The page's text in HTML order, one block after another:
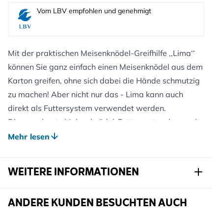
Vom LBV empfohlen und genehmigt
Mit der praktischen Meisenknödel-Greifhilfe ‚‚Lima‘‘
können Sie ganz einfach einen Meisenknödel aus dem
Karton greifen, ohne sich dabei die Hände schmutzig
zu machen! Aber nicht nur das - Lima kann auch
direkt als Futtersystem verwendet werden.
Dieses robuste Meisenknödel-Futtersystem kann mit
allen unseren hochwertigen Meisenknödeln
der Brutzeit beliebt, wenn die Vögel alle Energie
brauchen, die sie bekommen können. Dieses
kompakte und vielseitige Futtersystem kann in allen
Mehr lesen
WEITERE INFORMATIONEN
Artikelnr. 978210119
ANDERE KUNDEN BESUCHTEN AUCH